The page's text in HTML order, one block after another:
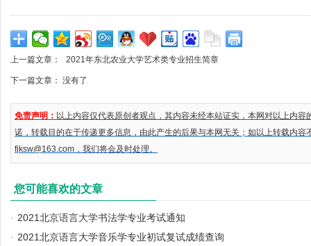
上一篇文章： 2021年东北农业大学艺术类专业招生简章
下一篇文章： 没有了
免责声明： 以上内容仅代表原创者观点，其内容未经本站证实，本网对以上内
诺，转载目的在于传递更多信息，由此产生的后果与本网无关；如以上转载内容
fjksw@163.com，我们将会及时处理。
您可能喜欢的文章
· 2021北京语言大学书法学专业考试通知
· 2021北京语言大学音乐学专业初试复试成绩查询